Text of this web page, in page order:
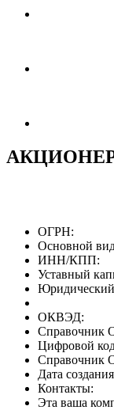
ОГРН:
Основной
ИНН/КПП:
Уставный
Юридический
ОКВЭД:
Справочник
Цифровой
Дата
Контакты:
Эта ваша